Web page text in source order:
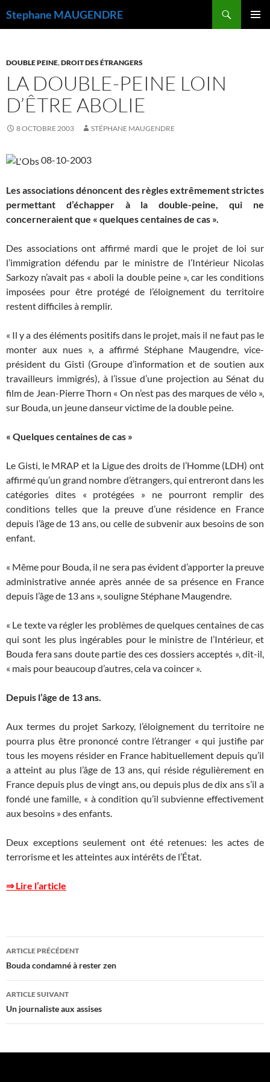
Stephane MAUGENDRE
DOUBLE PEINE,DROIT DES ÉTRANGERS
LA DOUBLE-PEINE LOIN
D’ÊTRE ABOLIE
8 OCTOBRE 2003 STÉPHANE MAUGENDRE
08-10-2003
Les associations dénoncent des règles extrêmement strictes
permettant d’échapper à la double-peine, qui ne
concerneraient que « quelques centaines de cas ».
Des associations ont affirmé mardi que le projet de loi sur
l’immigration défendu par le ministre de l’Intérieur Nicolas
Sarkozy n’avait pas « aboli la double peine », car les conditions
imposées pour être protégé de l’éloignement du territoire
restent difficiles à remplir.
« Il y a des éléments positifs dans le projet, mais il ne faut pas le
monter aux nues », a affirmé Stéphane Maugendre, vice-
président du Gisti (Groupe d’information et de soutien aux
travailleurs immigrés), à l’issue d’une projection au Sénat du
film de Jean-Pierre Thorn « On n’est pas des marques de vélo »,
sur Bouda, un jeune danseur victime de la double peine.
« Quelques centaines de cas »
Le Gisti, le MRAP et la Ligue des droits de l’Homme (LDH) ont
affirmé qu’un grand nombre d’étrangers, qui entreront dans les
catégories dites « protégées » ne pourront remplir des
conditions telles que la preuve d’une résidence en France
depuis l’âge de 13 ans, ou celle de subvenir aux besoins de son
enfant.
« Même pour Bouda, il ne sera pas évident d’apporter la preuve
administrative année après année de sa présence en France
depuis l’âge de 13 ans », souligne Stéphane Maugendre.
« Le texte va régler les problèmes de quelques centaines de cas
qui sont les plus ingérables pour le ministre de l’Intérieur, et
Bouda fera sans doute partie des ces dossiers acceptés », dit-il,
« mais pour beaucoup d’autres, cela va coincer ».
Depuis l’âge de 13 ans.
Aux termes du projet Sarkozy, l’éloignement du territoire ne
pourra plus être prononcé contre l’étranger « qui justifie par
tous les moyens résider en France habituellement depuis qu’il
a atteint au plus l’âge de 13 ans, qui réside régulièrement en
France depuis plus de vingt ans, ou depuis plus de dix ans s’il a
fondé une famille, « à condition qu’il subvienne effectivement
aux besoins » des enfants.
Deux exceptions seulement ont été retenues: les actes de
terrorisme et les atteintes aux intérêts de l’État.
⇒ Lire l’article
Navigation
des
articles
ARTICLE PRÉCÉDENT
Bouda condamné à rester zen
ARTICLE SUIVANT
Un journaliste aux assises